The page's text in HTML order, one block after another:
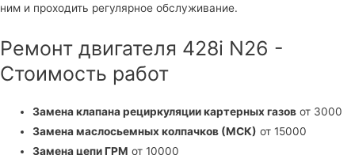
ним и проходить регулярное обслуживание.
Ремонт двигателя 428i N26 -
Стоимость работ
Замена клапана рециркуляции картерных газов от 3000
Замена маслосьемных колпачков (МСК) от 15000
Замена цепи ГРМ от 10000